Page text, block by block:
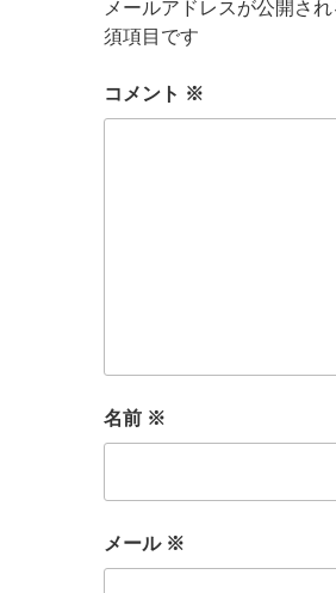
メールアドレスが公開さ
須項目です
コメント ※
名前 ※
メール ※